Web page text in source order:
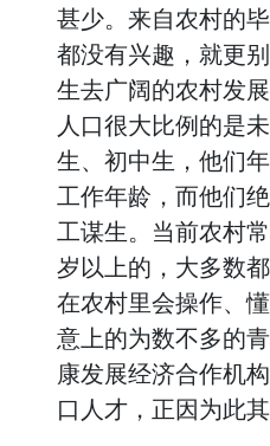
甚少。来自农村的
都没有兴趣，就更
生去广阔的农村发
人口很大比例的是
生、初中生，他们
工作年龄，而他们
工谋生。当前农村
岁以上的，大多数
在农村里会操作、
意上的为数不多的
康发展经济合作机
口人才，正因为此